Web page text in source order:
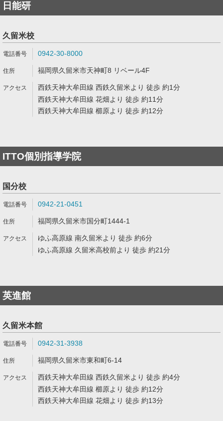
日能研
久留米校
0942-30-8000
福岡県久留米市天神町8 リベール4F
西鉄天神大牟田線 西鉄久留米より 徒歩 約1分
西鉄天神大牟田線 花畑より 徒歩 約11分
西鉄天神大牟田線 櫛原より 徒歩 約12分
ITTO個別指導学院
国分校
0942-21-0451
福岡県久留米市国分町1444-1
ゆふ高原線 南久留米より 徒歩 約6分
ゆふ高原線 久留米高校前より 徒歩 約21分
英進館
久留米本館
0942-31-3938
福岡県久留米市東和町6-14
西鉄天神大牟田線 西鉄久留米より 徒歩 約4分
西鉄天神大牟田線 櫛原より 徒歩 約12分
西鉄天神大牟田線 花畑より 徒歩 約13分